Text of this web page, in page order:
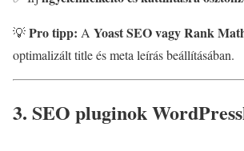
💡Pro tipp: A Yoast SEO vagy Rank
optimalizált title és meta leírás beállításában.
3. SEO pluginok